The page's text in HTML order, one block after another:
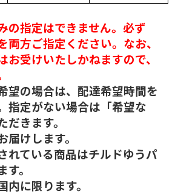
の指定はできません。必ず
両方ご指定ください。なお、
お受けいたしかねますので、
望の場合は、配達希望時間を
指定がない場合は「希望な
だきます。
けします。
れている商品はチルドゆうパ
。
に限ります。